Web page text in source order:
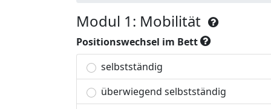
Modul 1: Mobilität
Positionswechsel im Bett
selbstständig
überwiegend selbstständig